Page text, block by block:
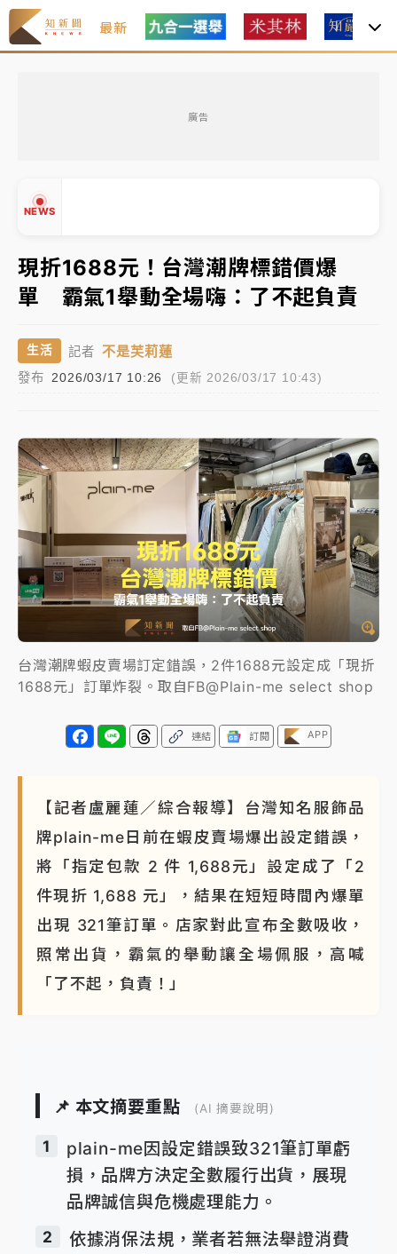
最新
廣告
NEWS
中信慈善基金會想增加董事人數！辜仲諒向法院聲請遭
駁 理由曝光
故宮《龍藏經》特展第2檔！今線上預約開賣一度塞車
周六起展出延長至晚上7時
台東農業處長涉圖利渡假村！東檢抗告成功 今重開羈
父親節泡湯了！中颱白海豚雨彈轟3天 「紅到發紫」降
雨熱區曝
女律師陳昱瑄詐慈濟10億！黃金158kg遭查扣畫面曝光
暑假過三周才推「E宿新北打卡趣」！抽獎程序複雜 觀
旅局回應了
中信慈善基金會想增加董事人數！辜仲諒向法院聲請遭
駁 理由曝光
故宮《龍藏經》特展第2檔！今線上預約開賣一度塞車
押庭
雨熱區曝
現折1688元！台灣潮牌標錯價爆
單 霸氣1舉動全場嗨：了不起負責
生活 記者 不是芙莉蓮
發布 2026/03/17 10:26 (更新 2026/03/17 10:43)
台灣潮牌蝦皮賣場訂定錯誤，2件1688元設定成「現折
1688元」訂單炸裂。取自FB@Plain-me select shop
連結 訂閱 APP
【記者盧麗蓮／綜合報導】台灣知名服飾品
牌plain-me日前在蝦皮賣場爆出設定錯誤，
將「指定包款 2 件 1,688元」設定成了「2
件現折 1,688 元」，結果在短短時間內爆單
出現 321筆訂單。店家對此宣布全數吸收，
照常出貨，霸氣的舉動讓全場佩服，高喊
「了不起，負責！」
📌 本文摘要重點 (AI 摘要說明)
1
plain-me因設定錯誤致321筆訂單虧
損，品牌方決定全數履行出貨，展現
品牌誠信與危機處理能力。
2
依據消保法規，業者若無法舉證消費